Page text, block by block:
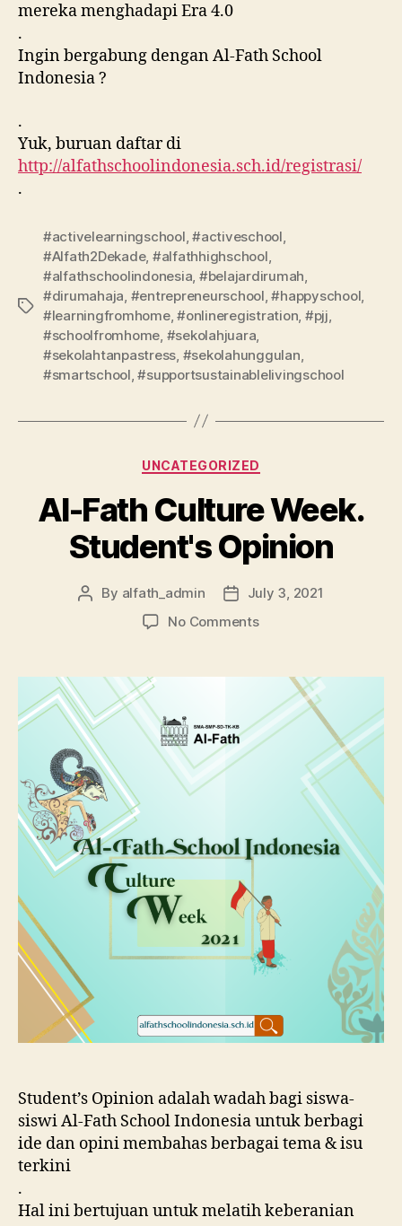
mereka menghadapi Era 4.0
.
Ingin bergabung dengan Al-Fath School
Indonesia ?
.
Yuk, buruan daftar di
http://alfathschoolindonesia.sch.id/registrasi/
.
#activelearningschool ,#activeschool
#Alfath2Dekade, #alfathhighschool
#alfathschoolindonesia #belajardirumah
#dirumahaja #entrepreneurschool ,#happyschool
#learningfromhome,#onlineregistration #pjj
#schoolfromhome #sekolahjuara
#sekolahtanpastress #sekolahunggulan
#smartschool ,#supportsustainablelivingschool
UNCATEGORIZED
Al-Fath Culture Week.
Student's Opinion
By alfath_admin
July 3, 2021
No Comments
Student’s Opinion adalah wadah bagi siswa-
siswi Al-Fath School Indonesia untuk berbagi
ide dan opini membahas berbagai tema & isu
terkini
.
Hal ini bertujuan untuk melatih keberanian